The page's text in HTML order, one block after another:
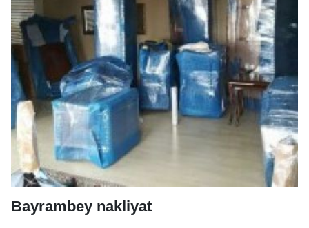
Bayrambey nakliyat